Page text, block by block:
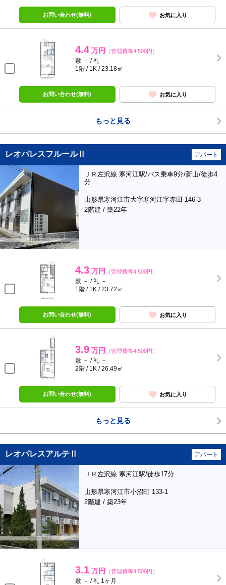
お問い合わせ(無料) お気に入り
4.4 万円 （管理費等4,500円）
敷 － / 礼 －
1階 / 1K / 23.18㎡
お問い合わせ(無料) お気に入り
もっと見る
レオパレスフルールⅡ アパート
ＪＲ左沢線 寒河江駅/バス乗車9分/新山/徒歩4
分
山形県寒河江市大字寒河江字赤田 146-3
2階建 / 築22年
4.3 万円 （管理費等4,500円）
敷 － / 礼 －
1階 / 1K / 23.72㎡
お問い合わせ(無料) お気に入り
3.9 万円 （管理費等4,500円）
敷 － / 礼 －
2階 / 1K / 26.49㎡
お問い合わせ(無料) お気に入り
もっと見る
レオパレスアルテⅡ アパート
ＪＲ左沢線 寒河江駅/徒歩17分
山形県寒河江市小沼町 133-1
2階建 / 築23年
3.1 万円 （管理費等4,500円）
敷 － / 礼 1ヶ月